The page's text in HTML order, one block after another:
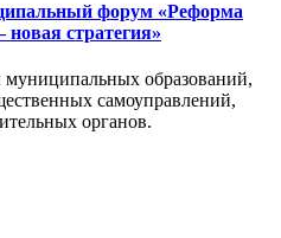
форум «Реформа
стратегия»
муниципальных образований,
самоуправлений,
органов.